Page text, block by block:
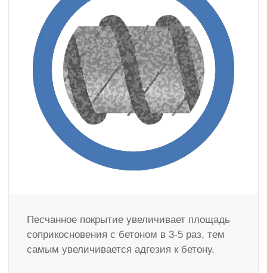
Песчанное покрытие увеличивает площадь
соприкосновения с бетоном в 3-5 раз, тем
самым увеличивается адгезия к бетону.